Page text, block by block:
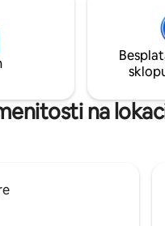
pećnicu. Bračni
cm), kauč i trpezarijski
TV sa Freeview uslugom.
na